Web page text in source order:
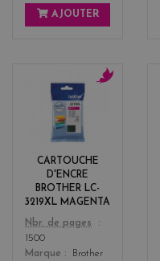
AJOUTER
CARTOUCHE
D'ENCRE
BROTHER LC-
3219XL MAGENTA
Color
n
a
Nbr. de pages
1500
Marque
Brother